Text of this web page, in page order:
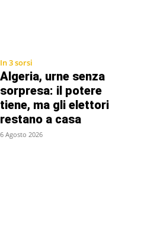
In 3 sorsi
Algeria, urne senza
sorpresa: il potere
tiene, ma gli elettori
restano a casa
6 Agosto 2026